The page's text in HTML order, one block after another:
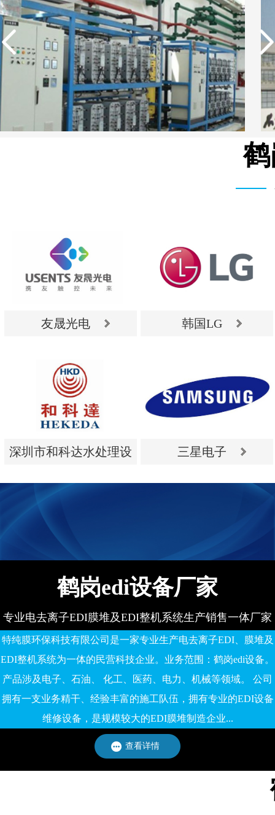
友晟光电
友晟光电
韩国LG
韩国LG
深圳市和科达水处理设
深圳市和科达水处理设
备有限公司
三星电子
鹤岗edi设备厂家
专业电去离子EDI膜堆及EDI整机系统生产销售一体厂家
特纯膜环保科技有限公司是一家专业生产电去离子EDI、膜堆及
EDI整机系统为一体的民营科技企业。业务范围：鹤岗edi设备。
产品涉及电子、石油、 化工、医药、电力、机械等领域。 公司
拥有一支业务精干、经验丰富的施工队伍，拥有专业的EDI设备
维修设备，是规模较大的EDI膜堆制造企业...
查看详情